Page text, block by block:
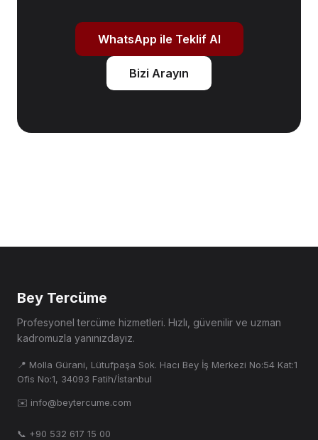
WhatsApp ile Teklif Al
Bizi Arayın
Bey Tercüme
Profesyonel tercüme hizmetleri. Hızlı, güvenilir ve uzman
kadromuzla yanınızdayız.
📍 Molla Gürani, Lütufpaşa Sok. Hacı Bey İş Merkezi No:54 Kat:1
Ofis No:1, 34093 Fatih/İstanbul
✉️ info@beytercume.com
📞 +90 532 617 15 00